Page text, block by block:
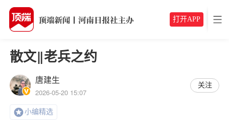
打开APP
散文‖老兵之约
唐建生
2026-05-20 15:07
关注
小编精选